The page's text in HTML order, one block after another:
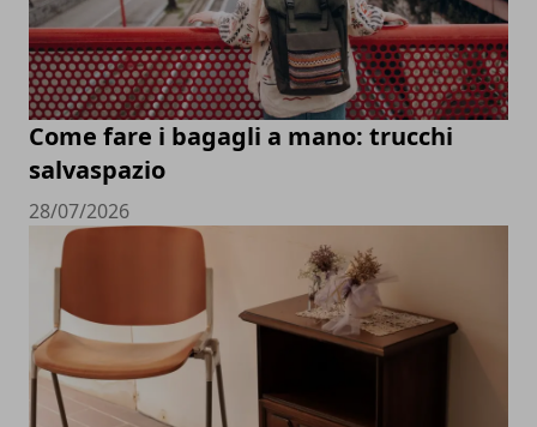
Come fare i bagagli a mano: trucchi
salvaspazio
28/07/2026